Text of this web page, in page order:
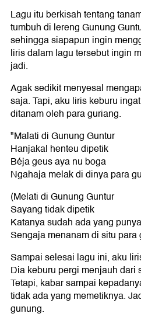
Lagu itu berkisah tentang
tumbuh di lereng Gunung
sehingga siapapun ingin
liris dalam lagu tersebut ingin
jadi.
Agak sedikit menyesal
saja. Tapi, aku liris keburu
ditanam oleh para guriang.
"Malati di Gunung Guntur
Hanjakal henteu dipetik
Béja geus aya nu boga
Ngahaja melak di dinya para
(Melati di Gunung Guntur
Sayang tidak dipetik
Katanya sudah ada yang punya
Sengaja menanam di situ para
Sampai selesai lagu ini, aku
Dia keburu pergi menjauh dari
Tetapi, kabar sampai
tidak ada yang memetiknya.
gunung.